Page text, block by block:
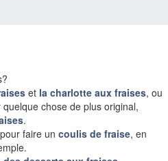
et la charlotte aux fraises, ou
quelque chose de plus original,
.
faire uncoulis de fraise, en